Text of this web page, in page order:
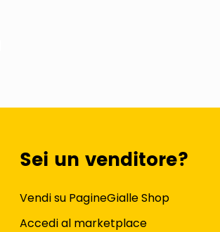
Sei un venditore?
Vendi su PagineGialle Shop
Accedi al marketplace